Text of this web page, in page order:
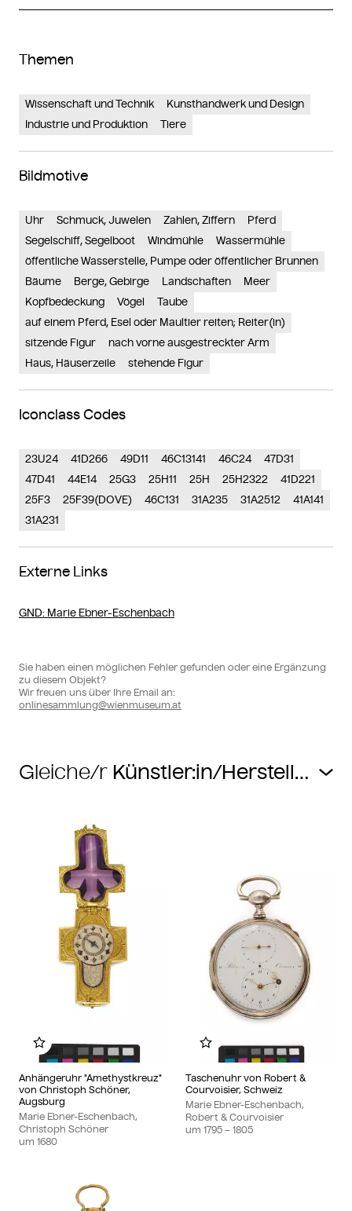
Themen
Wissenschaft und Technik
Kunsthandwerk und Design
Industrie und Produktion
Tiere
Bildmotive
Uhr Schmuck, Juwelen Zahlen, Ziffern
Pferd
Segelschiff, Segelboot
Windmühle
Wassermühle
öffentliche Wasserstelle, Pumpe oder öffentlicher Brunnen
Bäume
Berge, Gebirge Landschaften
Meer
Kopfbedeckung
Vögel
Taube
auf einem Pferd, Esel oder Maultier reiten; Reiter(in)
sitzende Figur
nach vorne ausgestreckter Arm
Haus, Häuserzeile
stehende Figur
Iconclass Codes
23U24 41D266 49D11 46C13141 46C24
47D31
47D41
44E14 25G3 25H11 25H 25H2322
41D221
25F3
25F39(DOVE) 46C131 31A235 31A2512
41A141
31A231
Externe Links
GND: Marie Ebner-Eschenbach
Sie haben einen möglichen Fehler gefunden oder eine Ergänzung
zu diesem Objekt?
Wir freuen uns über Ihre Email an:
onlinesammlung@wienmuseum.at
Gleiche/r
Anhängeruhr "Amethystkreuz"
von Christoph Schöner,
Augsburg
Marie Ebner-Eschenbach,
Christoph Schöner
um 1680
Zu meinem Album hinzufügen
Taschenuhr von Robert &
Courvoisier, Schweiz
Marie Ebner-Eschenbach,
Robert & Courvoisier
um 1795 – 1805
Zu meinem Album